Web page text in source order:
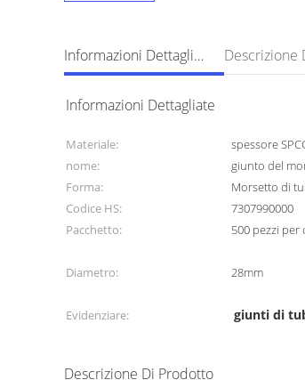
Informazioni Dettagliate
Informazioni Dettagliate
Materiale: spessore
nome:
giunto del
Forma:
Morsetto di
Codice HS:
7307990000
Pacchetto:
500 pezzi per
Diametro: 28mm
Evidenziare:
giunti di
Descrizione Di Prodotto